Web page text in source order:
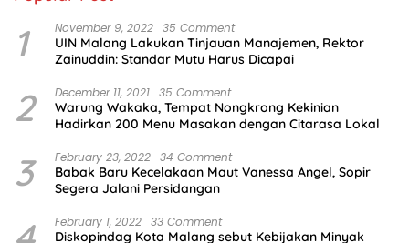
1 November 9, 2022 35 Comment
UIN Malang Lakukan Tinjauan Manajemen, Rektor
Zainuddin: Standar Mutu Harus Dicapai
2 December 11, 2021 35 Comment
Warung Wakaka, Tempat Nongkrong Kekinian
Hadirkan 200 Menu Masakan dengan Citarasa Lokal
3 February 23, 2022 34 Comment
Babak Baru Kecelakaan Maut Vanessa Angel, Sopir
Segera Jalani Persidangan
February 1, 2022 33 Comment
Diskopindag Kota Malang sebut Kebijakan Minyak